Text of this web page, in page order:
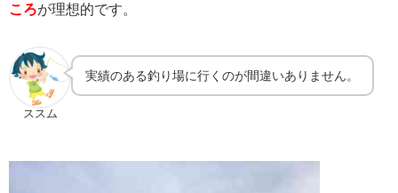
ころが理想的です。
ススム
実績のある釣り場に行くのが間違いありません。